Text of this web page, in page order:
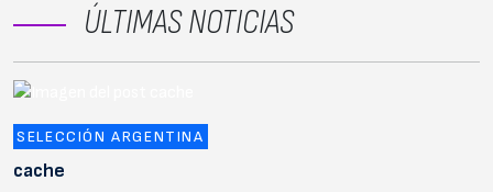
ÚLTIMAS NOTICIAS
SELECCIÓN ARGENTINA
cache